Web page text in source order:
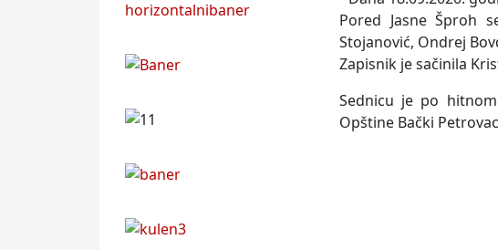
Pored Jasne Šproh
Stojanović, Ondrej
Zapisnik je sačinila
Sednicu je po
Opštine Bački